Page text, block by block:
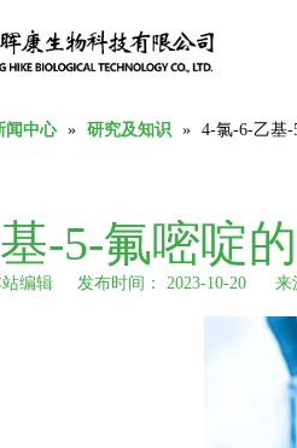
闻中心 » 研究及知识 » 4-氯-6-乙基
-5-氟嘧啶
编辑 发布时间： 2023-10-20 来